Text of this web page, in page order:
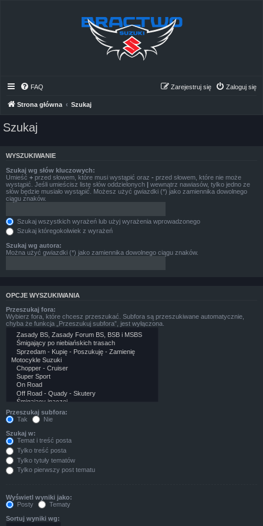
FAQ Zaloguj się
Zarejestruj się
Strona główna Szukaj
Szukaj
WYSZUKIWANIE
Szukaj wg słów kluczowych:
Umieść + przed słowem, które musi wystąpić oraz - przed słowem, które nie może
wystąpić. Jeśli umieścisz listę słów oddzielonych | wewnątrz nawiasów, tylko jedno ze
słów będzie musiało wystąpić. Możesz użyć gwiazdki (*) jako zamiennika dowolnego
ciągu znaków.
Szukaj wszystkich wyrażeń lub użyj wyrażenia wprowadzonego
Szukaj któregokolwiek z wyrażeń
Szukaj wg autora:
Można użyć gwiazdki (*) jako zamiennika dowolnego ciągu znaków.
OPCJE WYSZUKIWANIA
Przeszukaj fora:
Wybierz fora, które chcesz przeszukać. Subfora są przeszukiwane automatycznie,
chyba że funkcja „Przeszukuj subfora”, jest wyłączona.
Przeszukaj subfora:
Tak
Nie
Szukaj w:
Temat i treść posta
Tylko treść posta
Tylko tytuły tematów
Tylko pierwszy post tematu
Wyświetl wyniki jako:
Posty
Tematy
Sortuj wyniki wg: